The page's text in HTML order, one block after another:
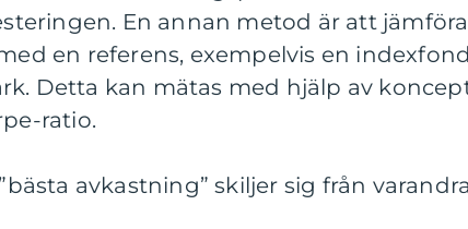
En annan metod är att jämföra
en referens, exempelvis en indexfond
Detta kan mätas med hjälp av
ratio.
avkastning” skiljer sig från varandra